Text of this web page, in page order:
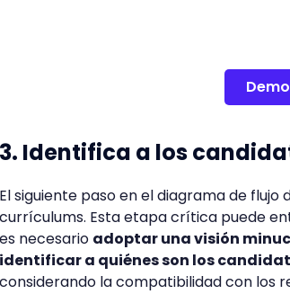
3. Identifica a los
El siguiente paso en el diagrama de
currículums. Esta etapa crítica puede
es necesario adoptar una visión
identificar a quiénes son los
considerando la compatibilidad con los